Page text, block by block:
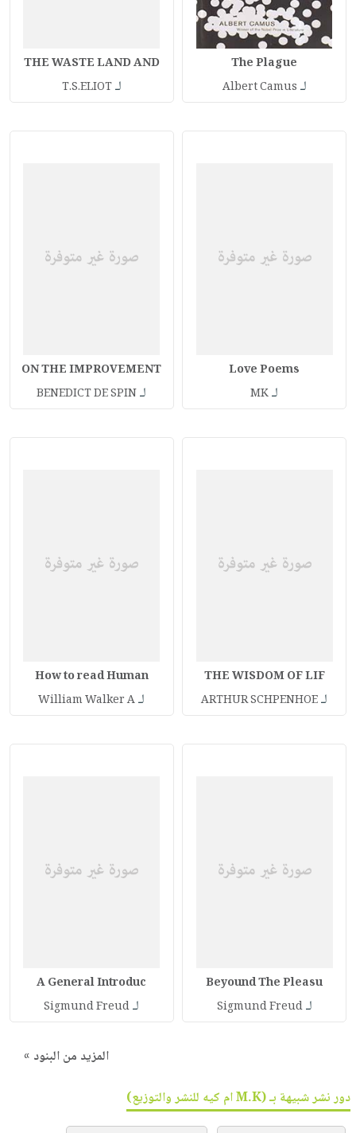
The Plague
لـ Albert Camus
THE WASTE LAND AND
لـT.S.ELIOT
Love Poems
لـMK
ON THE IMPROVEMENT
لـBENEDICT DE SPIN
THE WISDOM OF LIF
لـARTHUR SCHPENHOE
How to read Human
لـWilliam Walker A
Beyound The Pleasu
لـSigmund Freud
A General Introduc
لـSigmund Freud
المزيد من البنود »
دور نشر شبيهة بـ (M.K ام كيه للنشر والتوزيع)